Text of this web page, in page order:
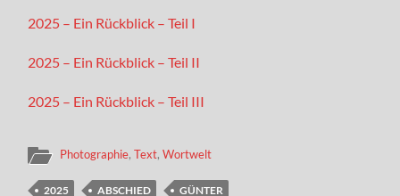
2025 – Ein Rückblick – Teil I
2025 – Ein Rückblick – Teil II
2025 – Ein Rückblick – Teil III
Photographie,Text,Wortwelt
2025 ABSCHIED GÜNTER